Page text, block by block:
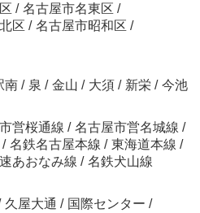
/ 名古屋市名東区 /
区 / 名古屋市昭和区 /
南 / 泉 / 金山 / 大須 / 新栄 / 今池
営桜通線 / 名古屋市営名城線 /
/ 名鉄名古屋本線 / 東海道本線 /
あおなみ線 / 名鉄犬山線
久屋大通 / 国際センター /